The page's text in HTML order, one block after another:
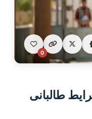
0
طالبانی